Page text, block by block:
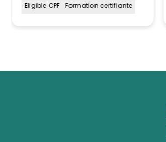
Eligible CPF Formation certifiante